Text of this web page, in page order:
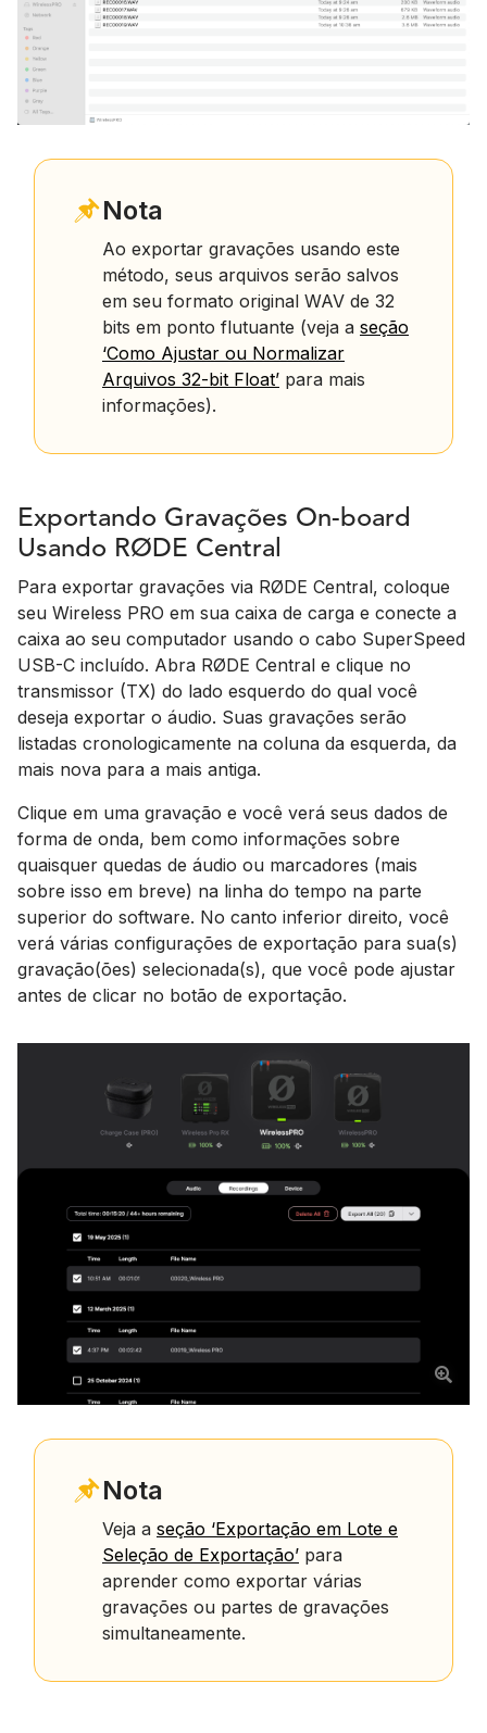
Nota
Ao exportar gravações usando este
método, seus arquivos serão salvos
em seu formato original WAV de 32
bits em ponto flutuante (veja a seção
‘Como Ajustar ou Normalizar
Arquivos 32-bit Float’ para mais
informações).
Exportando Gravações On-board
Usando RØDE Central
Para exportar gravações via RØDE Central, coloque
seu Wireless PRO em sua caixa de carga e conecte a
caixa ao seu computador usando o cabo SuperSpeed
USB-C incluído. Abra RØDE Central e clique no
transmissor (TX) do lado esquerdo do qual você
deseja exportar o áudio. Suas gravações serão
listadas cronologicamente na coluna da esquerda, da
mais nova para a mais antiga.
Clique em uma gravação e você verá seus dados de
forma de onda, bem como informações sobre
quaisquer quedas de áudio ou marcadores (mais
sobre isso em breve) na linha do tempo na parte
superior do software. No canto inferior direito, você
verá várias configurações de exportação para sua(s)
gravação(ões) selecionada(s), que você pode ajustar
antes de clicar no botão de exportação.
Nota
Veja a seção ‘Exportação em Lote e
Seleção de Exportação’ para
aprender como exportar várias
gravações ou partes de gravações
simultaneamente.